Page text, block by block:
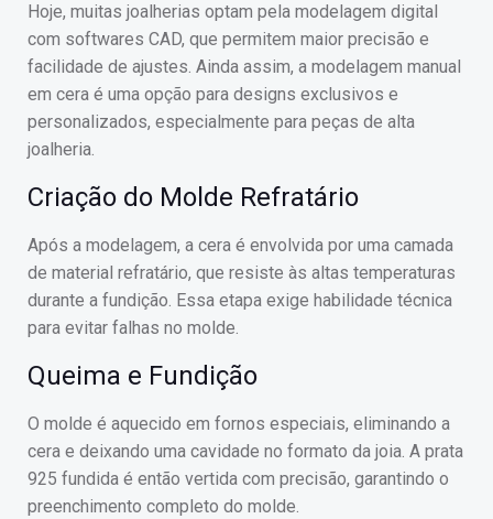
Hoje, muitas joalherias optam pela modelagem digital
com softwares CAD, que permitem maior precisão e
facilidade de ajustes. Ainda assim, a modelagem manual
em cera é uma opção para designs exclusivos e
personalizados, especialmente para peças de alta
joalheria.
Criação do Molde Refratário
Após a modelagem, a cera é envolvida por uma camada
de material refratário, que resiste às altas temperaturas
durante a fundição. Essa etapa exige habilidade técnica
para evitar falhas no molde.
Queima e Fundição
O molde é aquecido em fornos especiais, eliminando a
cera e deixando uma cavidade no formato da joia. A prata
925 fundida é então vertida com precisão, garantindo o
preenchimento completo do molde.